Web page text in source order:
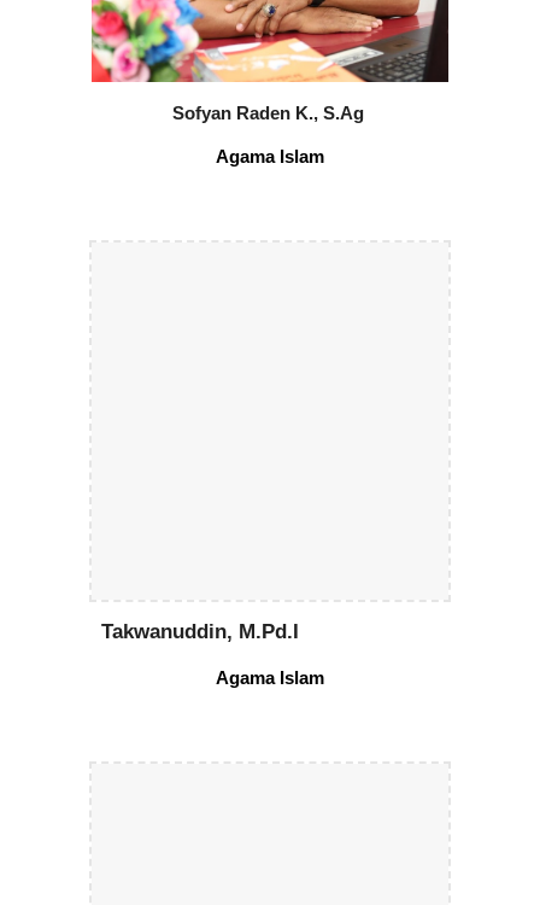
Sofyan Raden K., S.Ag
Agama Islam
Takwanuddin, M.Pd.I
Agama Islam